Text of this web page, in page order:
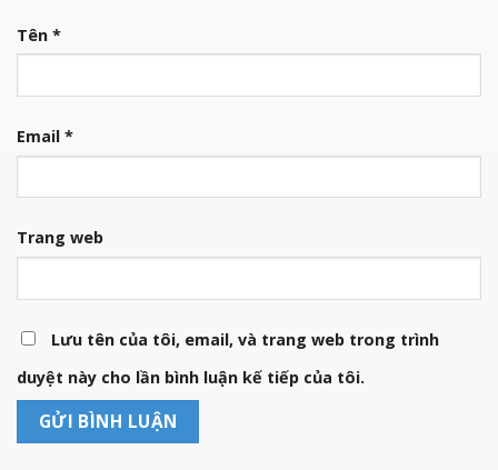
Tên *
Email *
Trang web
Lưu tên của tôi, email, và trang web trong trình
duyệt này cho lần bình luận kế tiếp của tôi.